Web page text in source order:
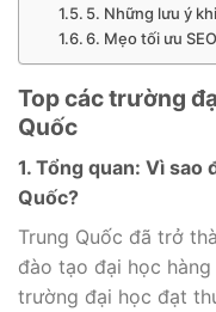
5. Những lưu ý
6. Mẹo tối ưu
Top các trường
Quốc
1. Tổng quan: Vì
Quốc?
Trung Quốc đã trở
đào tạo đại học
trường đại học đạt